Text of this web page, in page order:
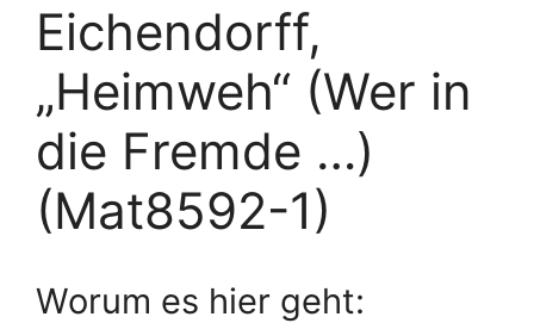
Eichendorff,
„Heimweh“ (Wer in
die Fremde …)
(Mat8592-1)
Worum es hier geht: